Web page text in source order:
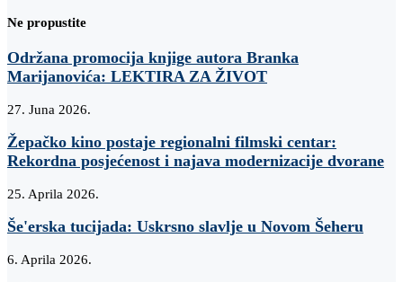
Ne propustite
Održana promocija knjige autora Branka
Marijanovića: LEKTIRA ZA ŽIVOT
27. Juna 2026.
Žepačko kino postaje regionalni filmski centar:
Rekordna posjećenost i najava modernizacije dvorane
25. Aprila 2026.
Še'erska tucijada: Uskrsno slavlje u Novom Šeheru
6. Aprila 2026.